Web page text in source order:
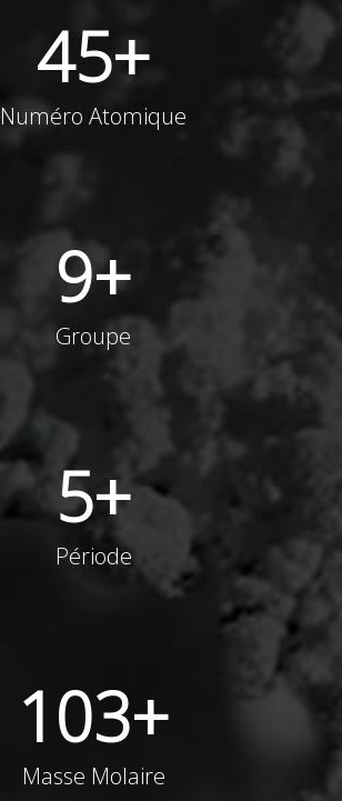
45+
Numéro Atomique
9+
Groupe
5+
Période
103+
Masse Molaire